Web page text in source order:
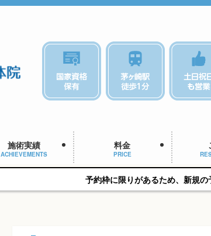
施術実績
ACHIEVEMENTS
料金
PRICE
予約枠に限りがあるため、新規の予約をご希望の方